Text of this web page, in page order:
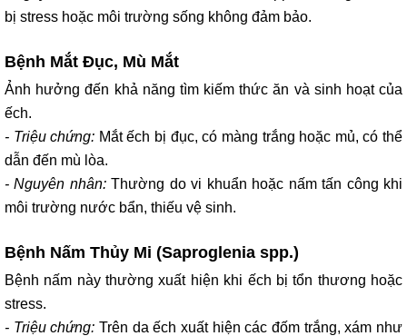
bị stress hoặc môi trường sống không đảm bảo.
Bệnh Mắt Đục, Mù Mắt
Ảnh hưởng đến khả năng tìm kiếm thức ăn và sinh hoạt của
ếch.
- Triệu chứng: Mắt ếch bị đục, có màng trắng hoặc mủ, có thể
dẫn đến mù lòa.
- Nguyên nhân:Thường do vi khuẩn hoặc nấm tấn công khi
môi trường nước bẩn, thiếu vệ sinh.
Bệnh Nấm Thủy Mi (Saproglenia spp.)
Bệnh nấm này thường xuất hiện khi ếch bị tổn thương hoặc
stress.
- Triệu chứng: Trên da ếch xuất hiện các đốm trắng, xám như